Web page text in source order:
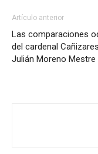
Artículo anterior
Las comparaciones
del cardenal
Julián Moreno Mestre